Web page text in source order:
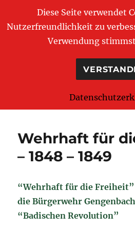
Bürgergarde
Wehrhaft für
– 1848 – 1849
“Wehrhaft für die Freiheit”
die Bürgerwehr
“Badischen Revolution”
Diese Seite verwendet
Nutzerfreundlichkeit zu
Verwendung